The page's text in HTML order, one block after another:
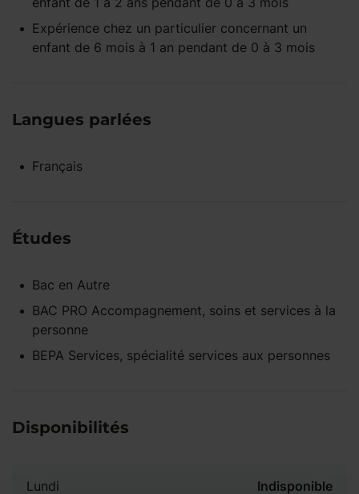
Expérience chez un particulier concernant un
enfant de 6 mois à 1 an pendant de 0 à 3 mois
Langues parlées
Français
Études
Bac en Autre
BAC PRO Accompagnement, soins et services à la
personne
BEPA Services, spécialité services aux personnes
Disponibilités
Lundi Indisponible